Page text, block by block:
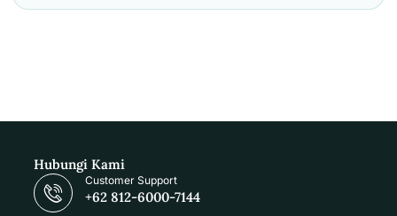
Hubungi Kami
Customer Support
+62 812-6000-7144